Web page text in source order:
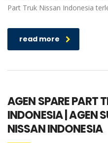
Part Truk Nissan Indonesia
read more
AGEN SPARE PART
INDONESIA | AGEN
NISSAN INDONESIA